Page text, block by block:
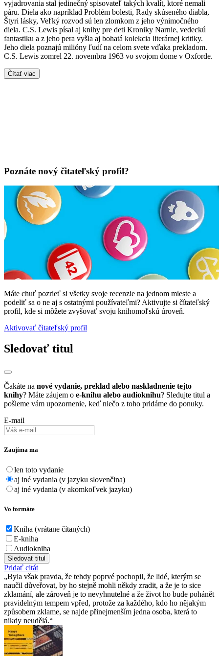
vyjadrovania stal jedinečný spisovateľ takých kvalít, ktoré nemali
páru. Diela ako napríklad Problém bolesti, Rady skúseného diabla,
Štyri lásky, Veľký rozvod sú len zlomkom z jeho výnimočného
diela. C.S. Lewis písal aj knihy pre deti Kroniky Narnie, vedeckú
fantastiku a z jeho pera vyšla aj bohatá kolekcia literárnej kritiky.
Jeho diela poznajú milióny ľudí na celom svete vďaka prekladom.
C.S. Lewis zomrel 22. novembra 1963 vo svojom dome v Oxforde.
Čítať viac
Poznáte nový čitateľský profil?
Máte chuť pozrieť si všetky svoje recenzie na jednom mieste a
podeliť sa o ne aj s ostatnými používateľmi? Aktivujte si čítateľský
profil, kde si môžete zvyšovať svoju knihomoľskú úroveň.
Aktivovať čitateľský profil
Sledovať titul
Čakáte na nové vydanie, preklad alebo naskladnenie tejto
knihy? Máte záujem o e-knihu alebo audioknihu? Sledujte titul a
pošleme vám upozornenie, keď niečo z toho pridáme do ponuky.
E-mail
Zaujíma ma
len toto vydanie
aj iné vydania (v jazyku slovenčina)
aj iné vydania (v akomkoľvek jazyku)
Vo formáte
Kniha (vrátane čítaných)
E-kniha
Audiokniha
Sledovať titul
Pridať citát
Byla však pravda, že tehdy poprvé pochopil, že lidé, kterým se
naučil důveřovat, by ho stejně mohli někdy zradit, a že je to sice
zklamání, ale zároveň je to nevyhnutelné a že život ho bude pohánět
pravidelným tempem vpřed, protože za každého, kdo ho nějakým
způsobem zklame, se najde přinejmenším jedna osoba, která to
nikdy neudělá.